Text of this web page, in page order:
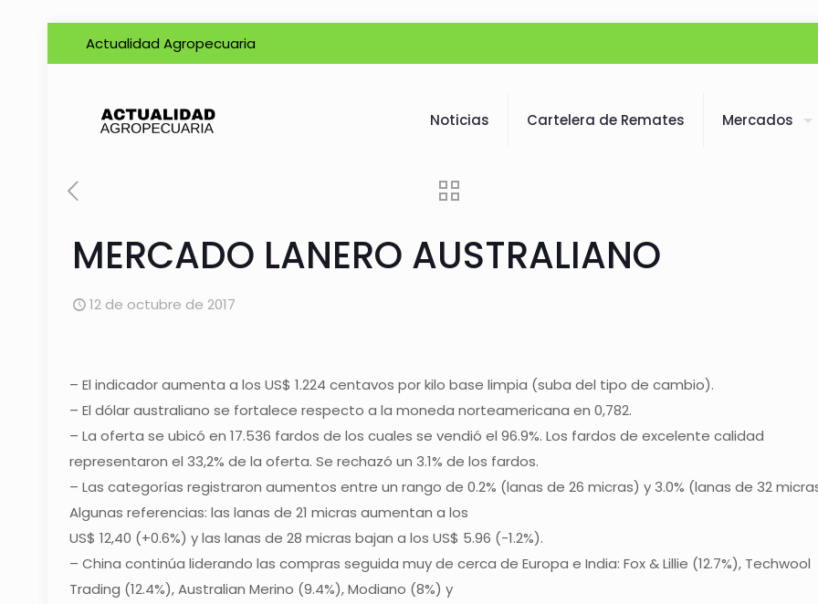
Actualidad Agropecuaria
Noticias Cartelera de Remates Mercados
MERCADO LANERO AUSTRALIANO
12 de octubre de 2017
– El indicador aumenta a los US$ 1.224 centavos por kilo base limpia (suba del tipo de cambio).
– El dólar australiano se fortalece respecto a la moneda norteamericana en 0,782.
– La oferta se ubicó en 17.536 fardos de los cuales se vendió el 96.9%. Los fardos de excelente calidad
representaron el 33,2% de la oferta. Se rechazó un 3.1% de los fardos.
– Las categorías registraron aumentos entre un rango de 0.2% (lanas de 26 micras) y 3.0% (lanas de 32
Algunas referencias: las lanas de 21 micras aumentan a los
US$ 12,40 (+0.6%) y las lanas de 28 micras bajan a los US$ 5.96 (-1.2%).
– China continúa liderando las compras seguida muy de cerca de Europa e India: Fox & Lillie (12.7%), Techwool
Trading (12.4%), Australian Merino (9.4%), Modiano (8%) y